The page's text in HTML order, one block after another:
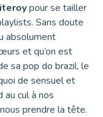
pour se tailler
Sans doute
absolument
et qu’on est
sa pop do brazil, le
de sensuel et
au cul à nos
prendre la tête.